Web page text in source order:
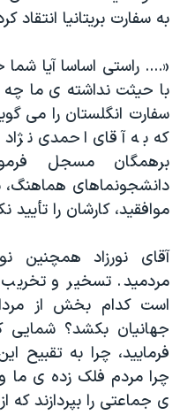
به سفارت بریتانیا انتقاد
«.... راستی اساسا آیا
با حیثت نداشته ی ما
سفارت انگلستان را می
که به آقای احمدی
برهمگان مسجل
دانشجونماهای هماهنگ،
موافقید، کارشان را تأیید
آقای نورزاد همچنین
مردمید. تسخیر و تخریب
است کدام بخش از
جهانیان بکشد؟ شمایی
فرمایید، چرا به تقبیح
چرا مردم فلک زده ی ما
ی جماعتی را بپردازند که